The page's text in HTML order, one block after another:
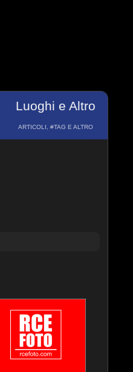
Luoghi e Altro
ARTICOLI, #TAG E ALTRO